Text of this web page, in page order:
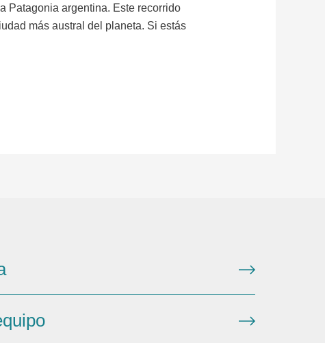
Patagonia argentina. Este recorrido
más austral del planeta. Si estás